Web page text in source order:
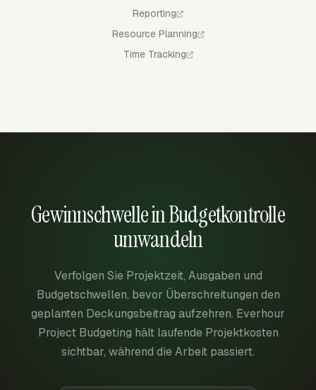
Reporting
Resource Planning
Time Tracking
Gewinnschwelle in Budgetkontrolle
umwandeln
Verfolgen Sie Projektzeit, Ausgaben und
Budgetschwellen, bevor Überschreitungen den
geplanten Deckungsbeitrag aufzehren. Everhour
Project Budgeting hält laufende Projektkosten
sichtbar, während die Arbeit passiert.